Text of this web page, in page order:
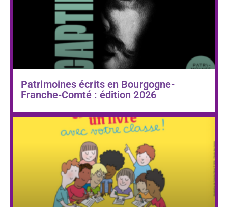
Patrimoines écrits en Bourgogne-
Franche-Comté : édition 2026